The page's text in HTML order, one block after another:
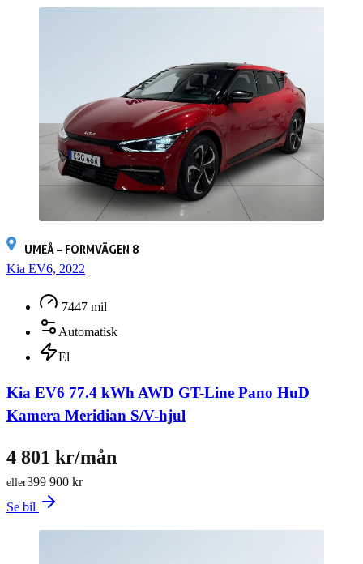
UMEÅ – FORMVÄGEN 8
Kia EV6, 2022
7447 mil
Automatisk
El
Kia EV6 77.4 kWh AWD GT-Line Pano HuD
Kamera Meridian S/V-hjul
399 900 kr
eller
4 801 kr/mån
Se bil